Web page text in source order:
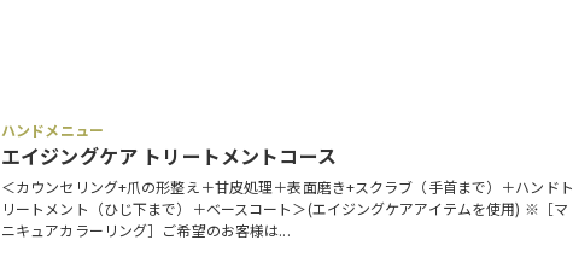
ハンドメニュー
エイジングケア トリートメントコース
＜カウンセリング+爪の形整え＋甘皮処理＋表面磨き+スクラブ（手首まで）＋ハンドト
リートメント（ひじ下まで）＋ベースコート＞(エイジングケアアイテムを使用) ※［マ
ニキュアカラーリング］ご希望のお客様は...